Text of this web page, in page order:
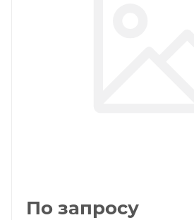
По запросу